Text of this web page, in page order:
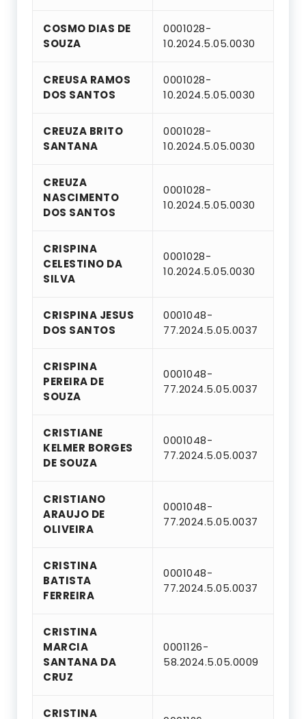
COSMO DIAS DE
SOUZA
0001028-
10.2024.5.05.0030
CREUSA RAMOS
DOS SANTOS
0001028-
10.2024.5.05.0030
CREUZA BRITO
SANTANA
0001028-
10.2024.5.05.0030
CREUZA
NASCIMENTO
DOS SANTOS
0001028-
10.2024.5.05.0030
CRISPINA
CELESTINO DA
SILVA
0001028-
10.2024.5.05.0030
CRISPINA JESUS
DOS SANTOS
0001048-
77.2024.5.05.0037
CRISPINA
PEREIRA DE
SOUZA
0001048-
77.2024.5.05.0037
CRISTIANE
KELMER BORGES
DE SOUZA
0001048-
77.2024.5.05.0037
CRISTIANO
ARAUJO DE
OLIVEIRA
0001048-
77.2024.5.05.0037
CRISTINA
BATISTA
FERREIRA
0001048-
77.2024.5.05.0037
CRISTINA
MARCIA
SANTANA DA
CRUZ
0001126-
58.2024.5.05.0009
CRISTINA